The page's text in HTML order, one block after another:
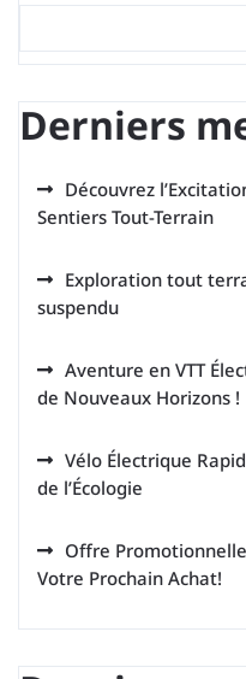
Derniers
Découvrez
Sentiers Tout-Terrain
Exploration tout
suspendu
Aventure en VTT
de Nouveaux Horizons !
Vélo Électrique
de l’Écologie
Offre Promotionnelle
Votre Prochain Achat!